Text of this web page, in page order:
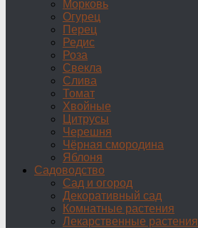
Морковь
Огурец
Перец
Редис
Роза
Свекла
Слива
Томат
Хвойные
Цитрусы
Черешня
Чёрная смородина
Яблоня
Садоводство
Сад и огород
Декоративный сад
Комнатные растения
Лекарственные растения